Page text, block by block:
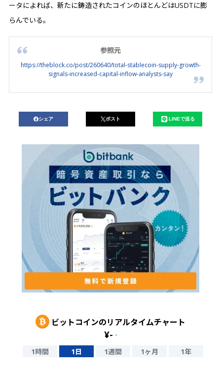
ータによれば、新たに鋳造されたコインのほとんどはUSDTに膨
らんでいる。
参照元
https://theblock.co/post/260640/total-stablecoin-supply-growth-
signals-increased-capital-inflow-analysts-say
シェア ポスト LINEで送る
ビットコインのリアルタイムチャート
¥- -
1時間 1日 1週間 1ヶ月 1年